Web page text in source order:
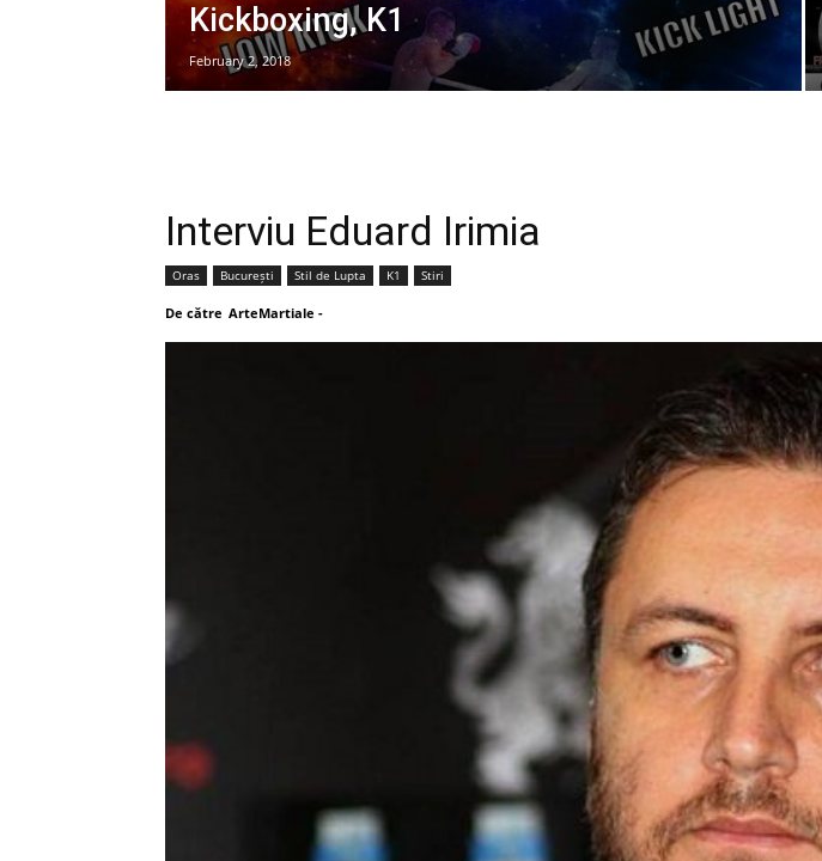
Kickboxing, K1
February 2, 2018
Interviu Eduard Irimia
Oras București Stil de Lupta K1 Stiri
De către ArteMartiale -